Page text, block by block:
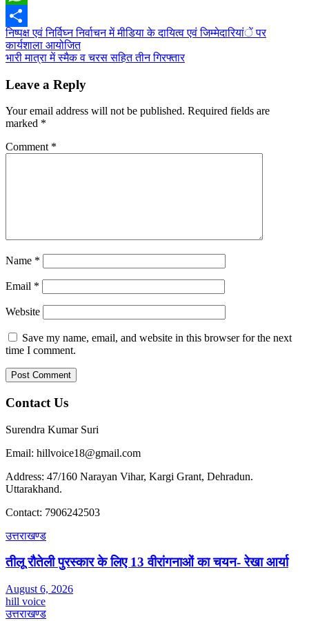
WhatsApp
Share
Post
navigation
निष्पक्ष एवं निर्विघ्न निर्वाचन में मीडिया के दायित्व एवं जिम्मेदारियांें पर
कार्यशाला आयोजित
भारी मात्रा में स्मैक व चरस सहित तीन गिरफ्तार
Leave a Reply
Your email address will not be published. Required fields are
marked *
Comment *
Name *
Email *
Website
Save my name, email, and website in this browser for the next
time I comment.
Contact Us
Surendra Kumar Suri
Email: hillvoice18@gmail.com
Address: 47/160 Narayan Vihar, Kargi Grant, Dehradun.
Uttarakhand.
Contact: 7906242503
उत्तराखण्ड
तीलू रौतेली पुरस्कार के लिए 13 वीरांगनाओं का चयन- रेखा आर्या
August 6, 2026
hill voice
उत्तराखण्ड